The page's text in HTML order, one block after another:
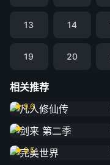
13 14
19 20
相关推荐
凡人修仙传
9.6
剑来 第二季
完美世界
8.5
光阴之外